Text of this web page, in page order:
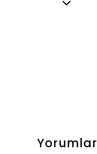
Yorumlar